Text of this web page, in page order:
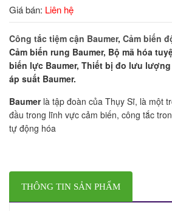
Giá bán: Liên hệ
Công tắc tiệm cận Baumer, Cảm biến
Cảm biến rung Baumer, Bộ mã hóa
biến lực Baumer, Thiết bị đo lưu
áp suất Baumer.
Baumerlà tập đoàn của Thụy Sĩ, là một
đầu trong lĩnh vực cảm biến, công tắc
tự động hóa
THÔNG TIN SẢN PHẨM